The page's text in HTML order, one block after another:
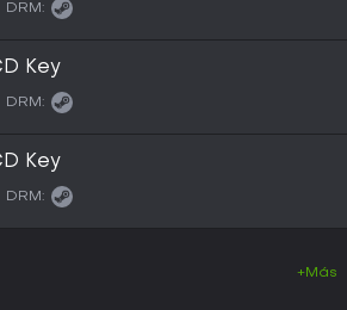
DRM:
Key
DRM:
Key
DRM:
+Más